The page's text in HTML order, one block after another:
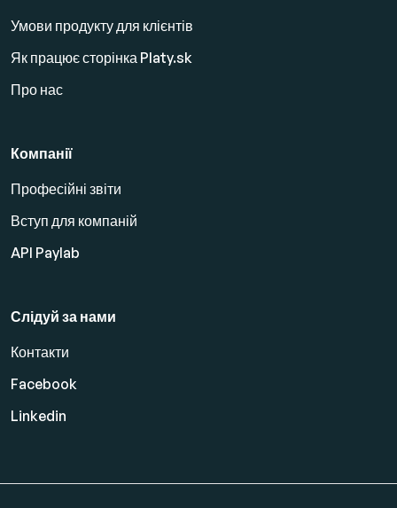
Умови продукту для клієнтів
Як працює сторінка Platy.sk
Про нас
Компанії
Професійні звіти
Вступ для компаній
API Paylab
Слідуй за нами
Контакти
Facebook
Linkedin